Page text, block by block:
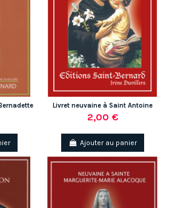
Livret neuvaine à Saint Antoine
2,00 €
Ajouter au panier